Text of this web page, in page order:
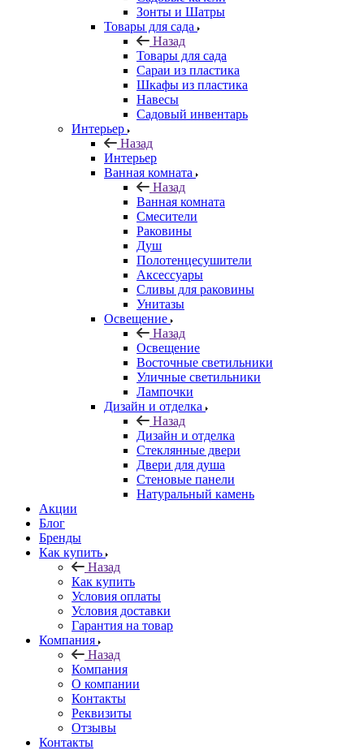
Зонты и Шатры
Товары для сада
Назад
Товары для сада
Сараи из пластика
Шкафы из пластика
Навесы
Садовый инвентарь
Интерьер
Назад
Интерьер
Ванная комната
Назад
Ванная комната
Смесители
Раковины
Душ
Полотенцесушители
Аксессуары
Сливы для раковины
Унитазы
Освещение
Назад
Освещение
Восточные светильники
Уличные светильники
Лампочки
Дизайн и отделка
Назад
Дизайн и отделка
Стеклянные двери
Двери для душа
Стеновые панели
Натуральный камень
Акции
Блог
Бренды
Как купить
Назад
Как купить
Условия оплаты
Условия доставки
Гарантия на товар
Компания
Назад
Компания
О компании
Контакты
Реквизиты
Отзывы
Контакты